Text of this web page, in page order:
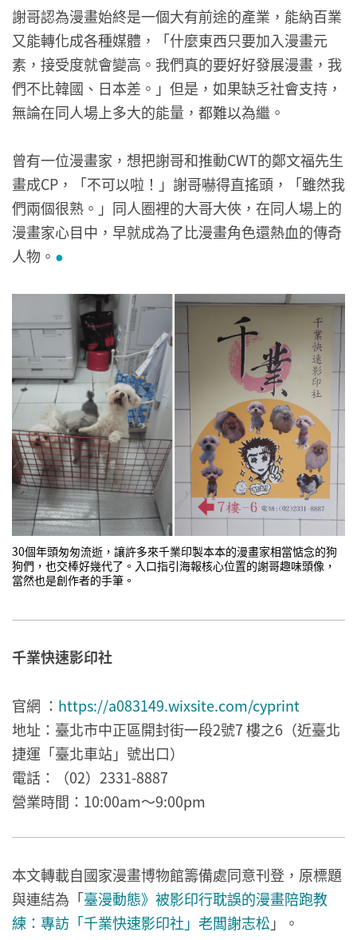
謝哥認為漫畫始終是一個大有前途的產業，能納百業
又能轉化成各種媒體，「什麼東西只要加入漫畫元
素，接受度就會變高。我們真的要好好發展漫畫，我
們不比韓國、日本差。」但是，如果缺乏社會支持，
無論在同人場上多大的能量，都難以為繼。
曾有一位漫畫家，想把謝哥和推動CWT的鄭文福先生
畫成CP，「不可以啦！」謝哥嚇得直搖頭，「雖然我
們兩個很熟。」同人圈裡的大哥大俠，在同人場上的
漫畫家心目中，早就成為了比漫畫角色還熱血的傳奇
人物。 ●
30個年頭匆匆流逝，讓許多來千業印製本本的漫畫家相當惦念的狗
狗們，也交棒好幾代了。入口指引海報核心位置的謝哥趣味頭像，
當然也是創作者的手筆。
千業快速影印社
官網 ： https://a083149.wixsite.com/cyprint
地址：臺北市中正區開封街一段2號7 樓之6（近臺北
捷運「臺北車站」號出口）
電話：（02）2331-8887
營業時間：10:00am～9:00pm
本文轉載自國家漫畫博物館籌備處同意刊登，原標題
與連結為「臺漫動態》被影印行耽誤的漫畫陪跑教
練：專訪「千業快速影印社」老闆謝志松 」。